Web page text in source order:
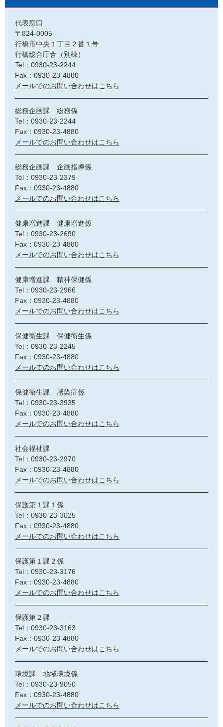
代表窓口
〒824-0005
行橋市中央１丁目２番１号
行橋総合庁舎（別棟）
Tel：0930-23-2244
Fax：0930-23-4880
メールでのお問い合わせはこちら
総務企画課 総務係
Tel：0930-23-2244
Fax：0930-23-4880
メールでのお問い合わせはこちら
総務企画課 企画指導係
Tel：0930-23-2379
Fax：0930-23-4880
メールでのお問い合わせはこちら
健康増進課 健康増進係
Tel：0930-23-2690
Fax：0930-23-4880
メールでのお問い合わせはこちら
健康増進課 精神保健係
Tel：0930-23-2966
Fax：0930-23-4880
メールでのお問い合わせはこちら
保健衛生課 保健衛生係
Tel：0930-23-2245
Fax：0930-23-4880
メールでのお問い合わせはこちら
保健衛生課 感染症係
Tel：0930-23-3935
Fax：0930-23-4880
メールでのお問い合わせはこちら
社会福祉課
Tel：0930-23-2970
Fax：0930-23-4880
メールでのお問い合わせはこちら
保護第１課１係
Tel：0930-23-3025
Fax：0930-23-4880
メールでのお問い合わせはこちら
保護第１課２係
Tel：0930-23-3176
Fax：0930-23-4880
メールでのお問い合わせはこちら
保護第２課
Tel：0930-23-3163
Fax：0930-23-4880
メールでのお問い合わせはこちら
環境課 地域環境係
Tel：0930-23-9050
Fax：0930-23-4880
メールでのお問い合わせはこちら